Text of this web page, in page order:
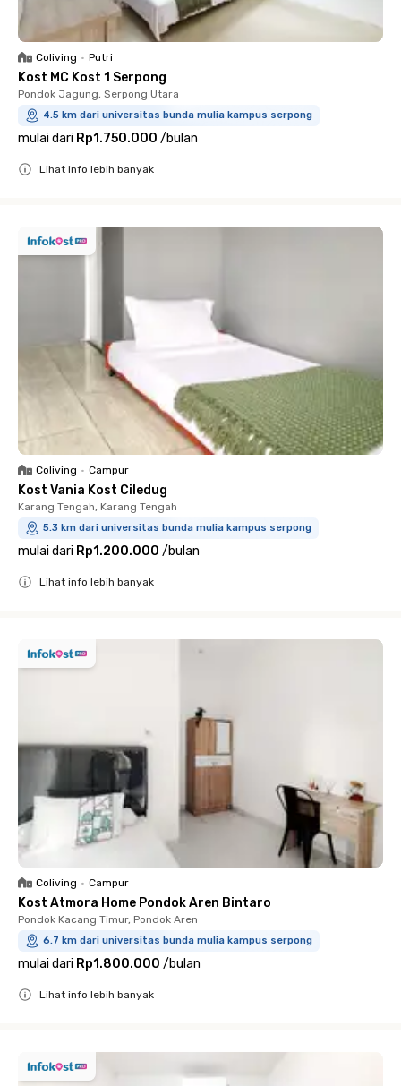
Coliving • Putri
Kost MC Kost 1 Serpong
Pondok Jagung, Serpong Utara
4.5 km dari universitas bunda mulia kampus serpong
mulai dari Rp1.750.000 /bulan
Lihat info lebih banyak
Coliving • Campur
Kost Vania Kost Ciledug
Karang Tengah, Karang Tengah
5.3 km dari universitas bunda mulia kampus serpong
mulai dari Rp1.200.000 /bulan
Lihat info lebih banyak
Coliving • Campur
Kost Atmora Home Pondok Aren Bintaro
Pondok Kacang Timur, Pondok Aren
6.7 km dari universitas bunda mulia kampus serpong
mulai dari Rp1.800.000 /bulan
Lihat info lebih banyak